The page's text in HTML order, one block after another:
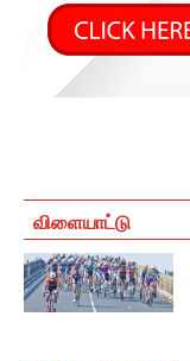
விளையாட்டு